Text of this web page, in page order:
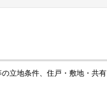
立地条件、住戸・敷地・共有